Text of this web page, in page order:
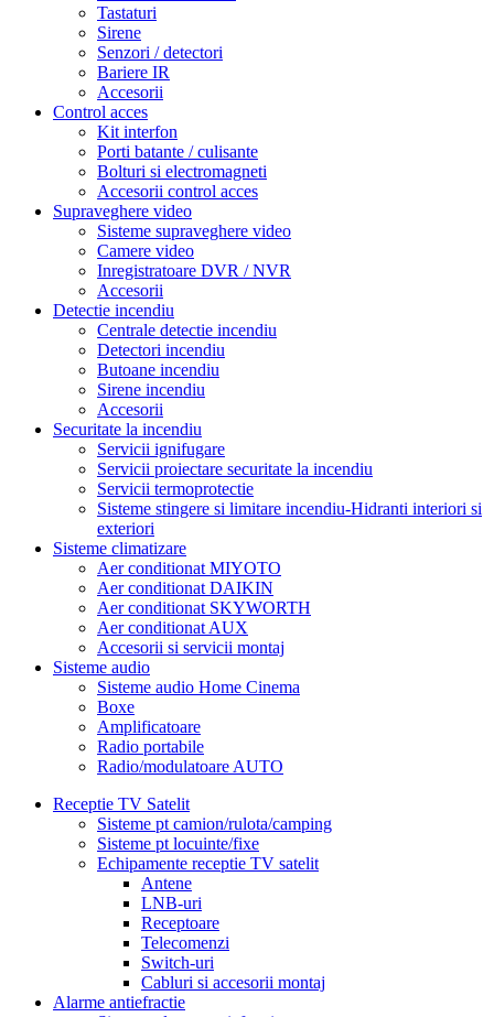
Tastaturi
Sirene
Senzori / detectori
Bariere IR
Accesorii
Control acces
Kit interfon
Porti batante / culisante
Bolturi si electromagneti
Accesorii control acces
Supraveghere video
Sisteme supraveghere video
Camere video
Inregistratoare DVR / NVR
Accesorii
Detectie incendiu
Centrale detectie incendiu
Detectori incendiu
Butoane incendiu
Sirene incendiu
Accesorii
Securitate la incendiu
Servicii ignifugare
Servicii proiectare securitate la incendiu
Servicii termoprotectie
Sisteme stingere si limitare incendiu-Hidranti interiori si
exteriori
Sisteme climatizare
Aer conditionat MIYOTO
Aer conditionat DAIKIN
Aer conditionat SKYWORTH
Aer conditionat AUX
Accesorii si servicii montaj
Sisteme audio
Sisteme audio Home Cinema
Boxe
Amplificatoare
Radio portabile
Radio/modulatoare AUTO
Receptie TV Satelit
Sisteme pt camion/rulota/camping
Sisteme pt locuinte/fixe
Echipamente receptie TV satelit
Antene
LNB-uri
Receptoare
Telecomenzi
Switch-uri
Cabluri si accesorii montaj
Alarme antiefractie